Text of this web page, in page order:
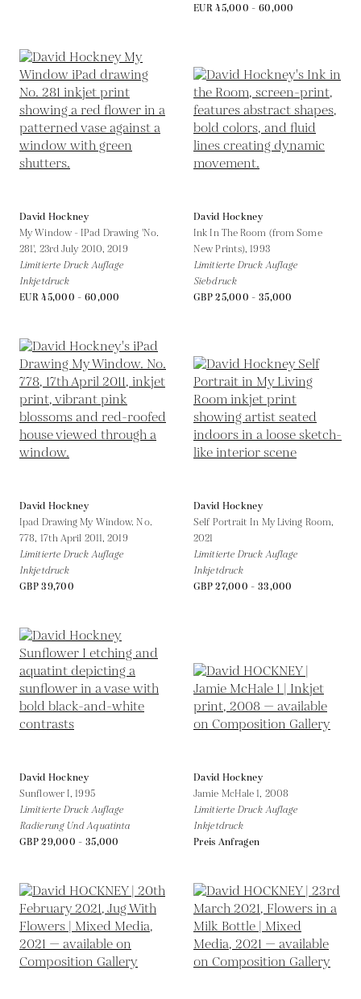
EUR 45,000 - 60,000
David Hockney
My Window - IPad Drawing 'No.
281', 23rd July 2010,2019
Limitierte Druck Auflage
Inkjetdruck
EUR 45,000 - 60,000
David Hockney
Ink In The Room (from Some
New Prints),1993
Limitierte Druck Auflage
Siebdruck
GBP 25,000 - 35,000
David Hockney
Ipad Drawing My Window. No.
778, 17th April 2011,2019
Limitierte Druck Auflage
Inkjetdruck
GBP 39,700
David Hockney
Self Portrait In My Living Room,
2021
Limitierte Druck Auflage
Inkjetdruck
GBP 27,000 - 33,000
David Hockney
Sunflower I,1995
Limitierte Druck Auflage
Radierung Und Aquatinta
GBP 29,000 - 35,000
David Hockney
Jamie McHale 1, 2008
Limitierte Druck Auflage
Inkjetdruck
Preis Anfragen